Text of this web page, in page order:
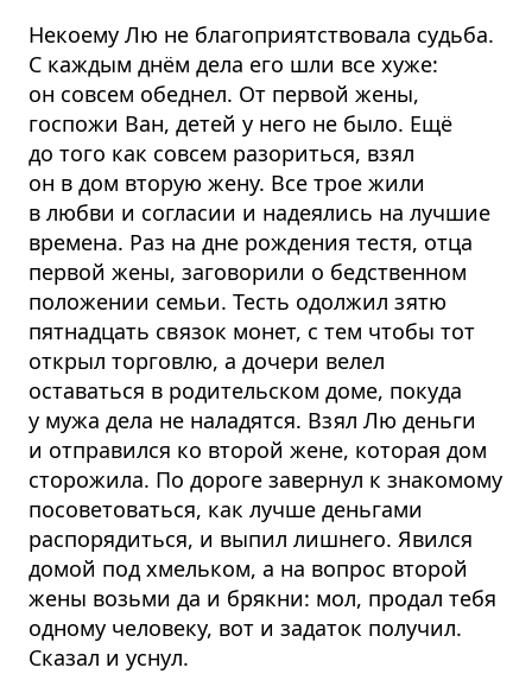
Некоему Лю не благоприятствовала судьба.
С каждым днём дела его шли все хуже:
он совсем обеднел. От первой жены,
госпожи Ван, детей у него не было. Ещё
до того как совсем разориться, взял
он в дом вторую жену. Все трое жили
в любви и согласии и надеялись на лучшие
времена. Раз на дне рождения тестя, отца
первой жены, заговорили о бедственном
положении семьи. Тесть одолжил зятю
пятнадцать связок монет, с тем чтобы тот
открыл торговлю, а дочери велел
оставаться в родительском доме, покуда
у мужа дела не наладятся. Взял Лю деньги
и отправился ко второй жене, которая дом
сторожила. По дороге завернул к знакомому
посоветоваться, как лучше деньгами
распорядиться, и выпил лишнего. Явился
домой под хмельком, а на вопрос второй
жены возьми да и брякни: мол, продал тебя
одному человеку, вот и задаток получил.
Сказал и уснул.